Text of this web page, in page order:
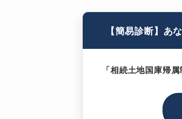
【簡易診断】あ
「相続土地国庫帰